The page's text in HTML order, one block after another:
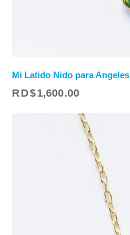
Mi Latido Nido para Angeles
RD$1,600.00